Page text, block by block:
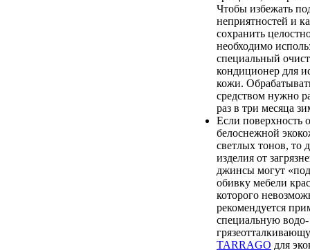
Чтобы избежать
неприятностей и
сохранить
необходимо
специальный
кондиционер для
кожи.
средством нужно
раз в три месяца
Если поверхность
белоснежной
светлых тонов, то
изделия от
джинсы могут
обивку мебели
которого
рекомендуется
специальную
TARRAGO для